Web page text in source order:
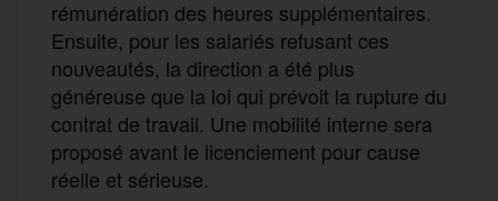
rémunération des heures supplémentaires.
Ensuite, pour les salariés refusant ces
nouveautés, la direction a été plus
généreuse que la loi qui prévoit la rupture du
contrat de travail. Une mobilité interne sera
proposé avant le licenciement pour cause
réelle et sérieuse.